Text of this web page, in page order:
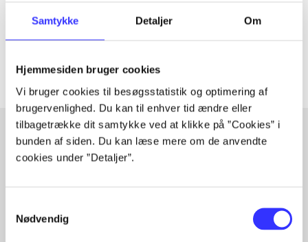
Samtykke Detaljer Om
Hjemmesiden bruger cookies
Vi bruger cookies til besøgsstatistik og optimering af
brugervenlighed. Du kan til enhver tid ændre eller
tilbagetrække dit samtykke ved at klikke på ”Cookies” i
bunden af siden. Du kan læse mere om de anvendte
cookies under ”Detaljer”.
Nødvendig
Tidsskrift
Artiklerne i handler ofte om
Artikler med samme emner